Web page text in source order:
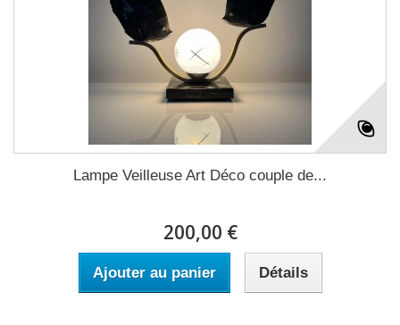
Lampe Veilleuse Art Déco couple de...
200,00 €
Ajouter au panier Détails